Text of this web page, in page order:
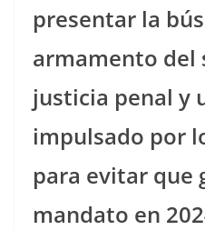
presentar la
armamento del
justicia penal y
impulsado por
para evitar que
mandato en